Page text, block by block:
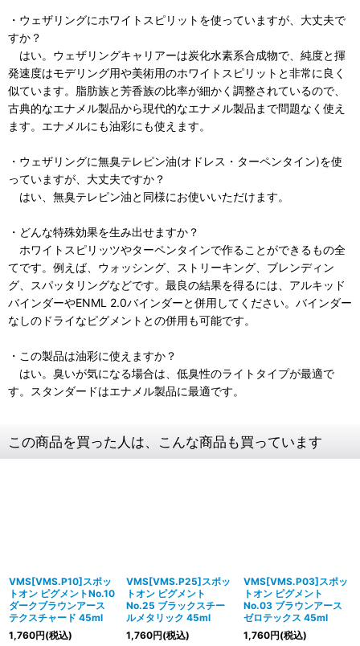
・ウェザリングにホワイトスピリットを使っていますが、大丈夫で
すか？
はい。ウェザリングキャリアーは炭化水素系合成物で、純度と揮
発速度はモデリング用や美術用のホワイトスピリットと非常に良く
似ています。脂肪族と芳香族の比率が細かく調整されているので、
古典的なエナメル製品から現代的なエナメル製品まで問題なく使え
ます。エナメルにも油彩にも使えます。
・ウェザリングに無臭テレピン油(オドレス・ターペンタイン)を使
っていますが、大丈夫ですか？
はい、無臭テレピン油と同様にお使いいただけます。
・どんな特殊効果を生み出せますか？
ホワイトスピリッツやターペンタインで作ることができるもの全
てです。例えば、ウォッシング、ストリーキング、ブレンディン
グ、スパッタリングなどです。最良の結果を得るには、アルキッド
バインダーやENML 2.0バインダーと併用してください。バインダー
なしのドライなピグメントとの併用も可能です。
・この製品は油彩に使えますか？
はい。臭いが気になる場合は、低臭性のライトタイプが最適で
す。スタンダードはエナメル製品に最適です。
この商品を買った人は、こんな商品も買っています
VMS[VMS.P10]スポッ
トオン ピグメントNo.10
ダークブラウンアース
テクスチャード 45ml
1,760円(税込)
VMS[VMS.P25]スポッ
トオン ピグメント
No.25 ブラックスチー
ルメタリック 45ml
1,760円(税込)
VMS[VMS.P03]スポッ
トオン ピグメント
No.03 ブラウンアース
ゼロテックス 45ml
1,760円(税込)